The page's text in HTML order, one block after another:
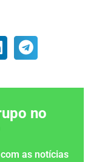
no
as notícias